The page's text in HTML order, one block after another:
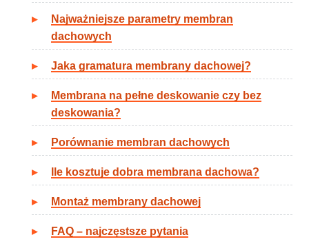
Najważniejsze parametry membran
dachowych
Jaka gramatura membrany dachowej?
Membrana na pełne deskowanie czy bez
deskowania?
Porównanie membran dachowych
Ile kosztuje dobra membrana dachowa?
Montaż membrany dachowej
FAQ – najczęstsze pytania